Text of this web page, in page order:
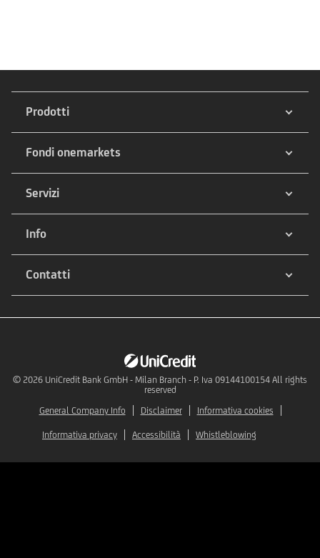
Prodotti
Fondi onemarkets
Servizi
Info
Contatti
© 2026 UniCredit Bank GmbH - Milan Branch - P. Iva 09144100154 All rights
reserved
General Company Info
Disclaimer Informativa cookies
Informativa privacy Accessibilità Whistleblowing